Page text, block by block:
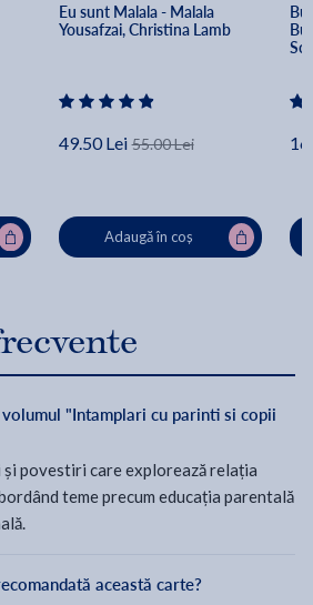
Eu sunt Malala - Malala
Yousafzai, Christina Lamb
49.50 Lei 55.00 Lei
Adaugă în coș
"Intamplari cu parinti si copii
povestiri care explorează relația
teme precum educația parentală
această carte?